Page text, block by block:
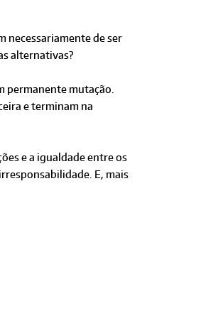
necessariamente de ser
alternativas?
permanente mutação.
e terminam na
e a igualdade entre os
E, mais